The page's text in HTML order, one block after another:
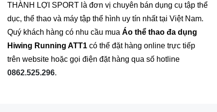
THÀNH LỢI SPORT là đơn vị chuyên bán dụng cụ tập thể
dục, thể thao và máy tập thể hình uy tín nhất tại Việt Nam.
Quý khách hàng có nhu cầu mua Áo thể thao đa dụng
Hiwing Running ATT1 có thể đặt hàng online trực tiếp
trên website hoặc gọi điện đặt hàng qua số hotline
0862.525.296.